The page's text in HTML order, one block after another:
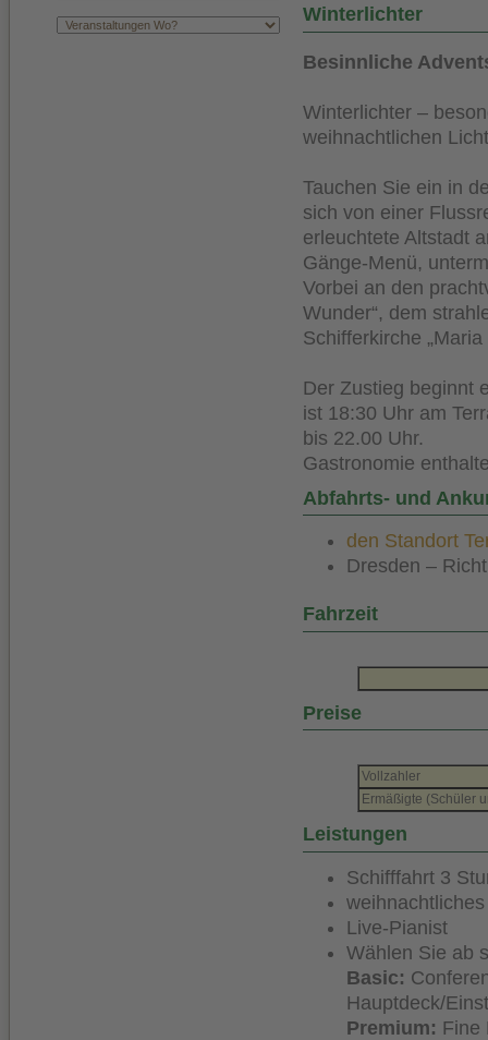
Winterlichter
Besinnliche
Winterlichter –
weihnachtlichen
Tauchen Sie ein in
sich von einer
erleuchtete Altstadt
Gänge-Menü,
Vorbei an den
Wunder“, dem
Schifferkirche
Der Zustieg beginnt
ist 18:30 Uhr am
bis 22.00 Uhr.
Gastronomie
Abfahrts- und
den Standort
Dresden –
Fahrzeit
Preise
Vollzahler
Ermäßigte (Schüler
Leistungen
Schifffahrt 3
Live-Pianist
Wählen Sie ab
Basic:
Hauptdeck/
Premium: Fine